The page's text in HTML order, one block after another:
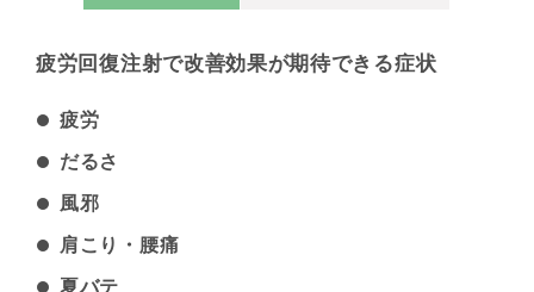
疲労回復注射で改善効果が期待できる症状
疲労
だるさ
風邪
肩こり・腰痛
夏バテ